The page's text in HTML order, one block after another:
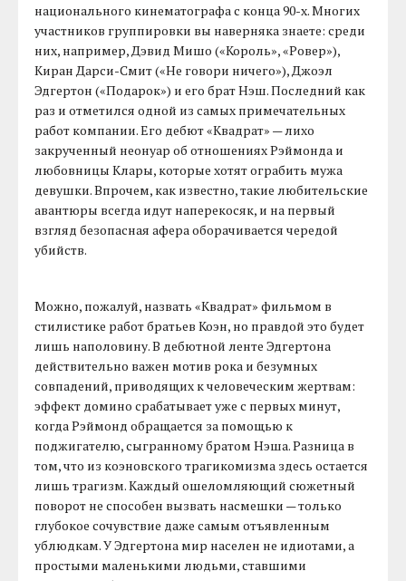
национального кинематографа с конца 90-х. Многих
участников группировки вы наверняка знаете: среди
них, например, Дэвид Мишо («Король», «Ровер»),
Киран Дарси-Смит («Не говори ничего»), Джоэл
Эдгертон («Подарок») и его брат Нэш. Последний как
раз и отметился одной из самых примечательных
работ компании. Его дебют «Квадрат» — лихо
закрученный неонуар об отношениях Рэймонда и
любовницы Клары, которые хотят ограбить мужа
девушки. Впрочем, как известно, такие любительские
авантюры всегда идут наперекосяк, и на первый
взгляд безопасная афера оборачивается чередой
убийств.
Можно, пожалуй, назвать «Квадрат» фильмом в
стилистике работ братьев Коэн, но правдой это будет
лишь наполовину. В дебютной ленте Эдгертона
действительно важен мотив рока и безумных
совпадений, приводящих к человеческим жертвам:
эффект домино срабатывает уже с первых минут,
когда Рэймонд обращается за помощью к
поджигателю, сыгранному братом Нэша. Разница в
том, что из коэновского трагикомизма здесь остается
лишь трагизм. Каждый ошеломляющий сюжетный
поворот не способен вызвать насмешки — только
глубокое сочувствие даже самым отъявленным
ублюдкам. У Эдгертона мир населен не идиотами, а
простыми маленькими людьми, ставшими